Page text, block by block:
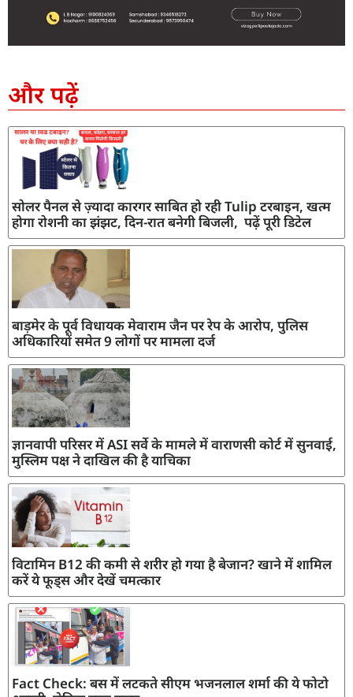
और पढ़ें
सोलर पैनल से ज़्यादा कारगर साबित हो रही Tulip टरबाइन, खत्म
होगा रोशनी का झंझट, दिन-रात बनेगी बिजली, पढ़ें पूरी डिटेल
बाड़मेर के पूर्व विधायक मेवाराम जैन पर रेप के आरोप, पुलिस
अधिकारियों समेत 9 लोगों पर मामला दर्ज
ज्ञानवापी परिसर में ASI सर्वे के मामले में वाराणसी कोर्ट में सुनवाई,
मुस्लिम पक्ष ने दाखिल की है याचिका
विटामिन B12 की कमी से शरीर हो गया है बेजान? खाने में शामिल
करें ये फूड्स और देखें चमत्कार
Fact Check: बस में लटकते सीएम भजनलाल शर्मा की ये फोटो